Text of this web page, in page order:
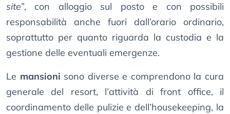
site”, con alloggio sul posto e con possibili
responsabilità anche fuori dall’orario ordinario,
soprattutto per quanto riguarda la custodia e la
gestione delle eventuali emergenze.
Le mansioni sono diverse e comprendono la cura
generale del resort, l’attività di front office, il
coordinamento delle pulizie e dell’housekeeping, la